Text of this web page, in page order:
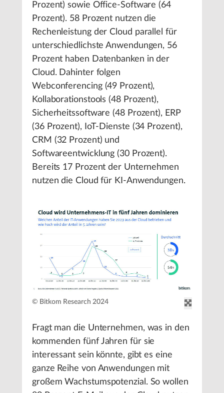
Prozent) sowie Office-Software (64
Prozent). 58 Prozent nutzen die
Rechenleistung der Cloud parallel für
unterschiedlichste Anwendungen, 56
Prozent haben Datenbanken in der
Cloud. Dahinter folgen
Webconferencing (49 Prozent),
Kollaborationstools (48 Prozent),
Sicherheitssoftware (48 Prozent), ERP
(36 Prozent), IoT-Dienste (34 Prozent),
CRM (32 Prozent) und
Softwareentwicklung (30 Prozent).
Bereits 17 Prozent der Unternehmen
nutzen die Cloud für KI-Anwendungen.
© Bitkom Research 2024
Fragt man die Unternehmen, was in den
kommenden fünf Jahren für sie
interessant sein könnte, gibt es eine
ganze Reihe von Anwendungen mit
großem Wachstumspotenzial. So wollen